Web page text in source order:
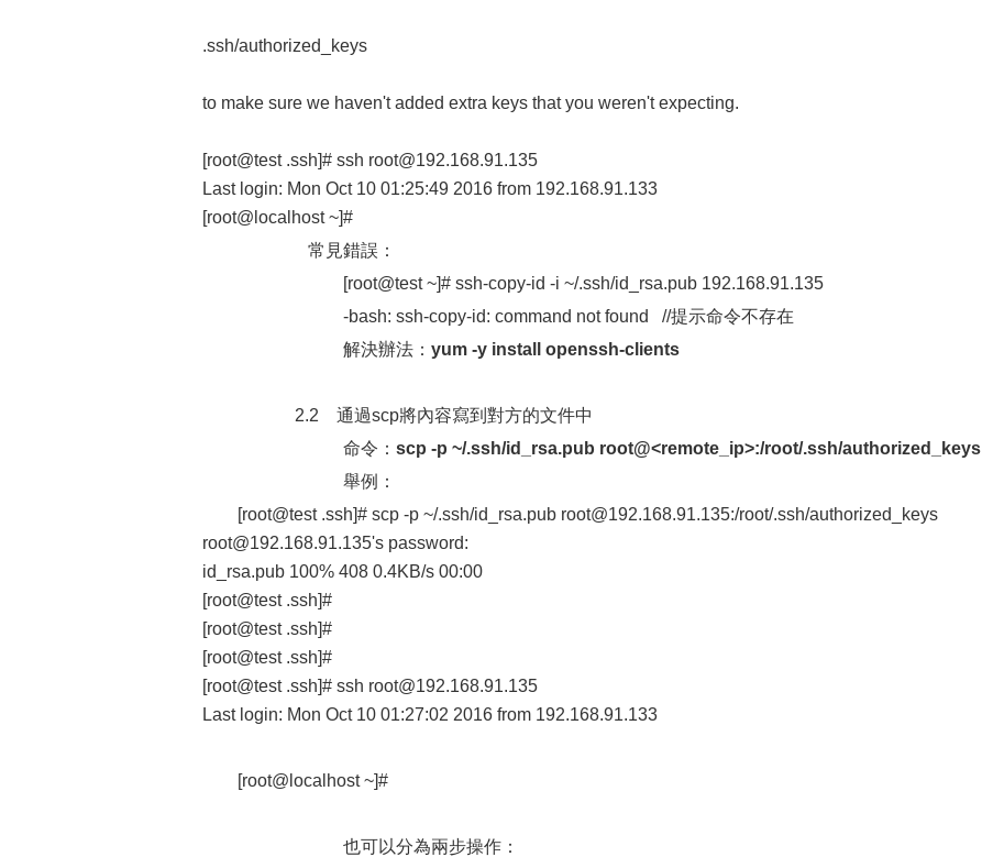
.ssh/authorized_keys
to make sure we haven't added extra keys that you weren't expecting.
[root@test .ssh]# ssh root@192.168.91.135
Last login: Mon Oct 10 01:25:49 2016 from 192.168.91.133
[root@localhost ~]#
常見錯誤：
[root@test ~]# ssh-copy-id -i ~/.ssh/id_rsa.pub 192.168.91.135
-bash: ssh-copy-id: command not found //提示命令不存在
解決辦法： yum -y install openssh-clients
2.2 通過scp將內容寫到對方的文件中
命令： scp -p ~/.ssh/id_rsa.pub root@<remote_ip>:/root/.ssh/authorized_keys
舉例：
[root@test .ssh]# scp -p ~/.ssh/id_rsa.pub root@192.168.91.135:/root/.ssh/authorized_keys
root@192.168.91.135's password:
id_rsa.pub 100% 408 0.4KB/s 00:00
[root@test .ssh]#
[root@test .ssh]#
[root@test .ssh]#
[root@test .ssh]# ssh root@192.168.91.135
Last login: Mon Oct 10 01:27:02 2016 from 192.168.91.133
[root@localhost ~]#
也可以分為兩步操作：